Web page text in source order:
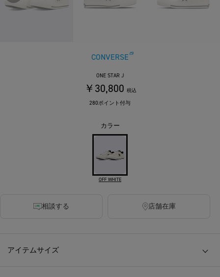
CONVERSE
ONE STAR J
￥30,800 税込
280ポイント付与
カラー
OFF WHITE
相談する 店舗在庫
アイテムサイズ